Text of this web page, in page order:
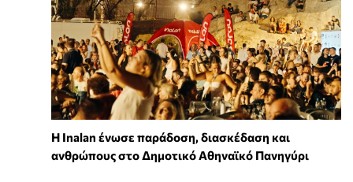
Η Inalan ένωσε παράδοση, διασκέδαση και
ανθρώπους στο Δημοτικό Αθηναϊκό Πανηγύρι